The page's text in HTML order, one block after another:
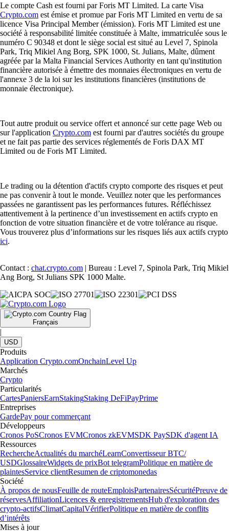
Le compte Cash est fourni par Foris MT Limited. La carte Visa
Crypto.com est émise et promue par Foris MT Limited en vertu de sa
licence Visa Principal Member (émission). Foris MT Limited est une
société à responsabilité limitée constituée à Malte, immatriculée sous le
numéro C 90348 et dont le siège social est situé au Level 7, Spinola
Park, Triq Mikiel Ang Borg, SPK 1000, St. Julians, Malte, dûment
agréée par la Malta Financial Services Authority en tant qu'institution
financière autorisée à émettre des monnaies électroniques en vertu de
l'annexe 3 de la loi sur les institutions financières (institutions de
monnaie électronique).
Tout autre produit ou service offert et annoncé sur cette page Web ou
sur l'application Crypto.com est fourni par d'autres sociétés du groupe
et ne fait pas partie des services réglementés de Foris DAX MT
Limited ou de Foris MT Limited.
Le trading ou la détention d'actifs crypto comporte des risques et peut
ne pas convenir à tout le monde. Veuillez noter que les performances
passées ne garantissent pas les performances futures. Réfléchissez
attentivement à la pertinence d’un investissement en actifs crypto en
fonction de votre situation financière et de votre tolérance au risque.
Vous trouverez plus d’informations sur les risques liés aux actifs crypto
ici.
Contact : chat.crypto.com | Bureau : Level 7, Spinola Park, Triq Mikiel
Ang Borg, St Julians SPK 1000 Malte.
Français
|
USD
Produits
Application Crypto.comOnchainLevel Up
Marchés
Crypto
Particularités
CartesPaniersEarnStakingStaking DeFiPayPrime
Entreprises
GardePay pour commerçant
Développeurs
Cronos PoSCronos EVMCronos zkEVMSDK PaySDK d'agent IA
Ressources
RechercheActualités du marchéLearnConvertisseur BTC/
USDGlossaireWidgets de prixBot telegramPolitique en matière de
plaintesService clientResumen de criptomonedas
Société
À propos de nousFeuille de routeEmploisPartenairesSécuritéPreuve de
réservesAffiliationLicences & enregistrementsHub d'exploration des
crypto-actifsClimatCapitalVérifierPolitique en matière de conflits
d’intérêts
Mises à jour